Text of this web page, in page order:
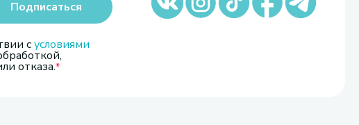
сусловиями
отказа.
Подписаться